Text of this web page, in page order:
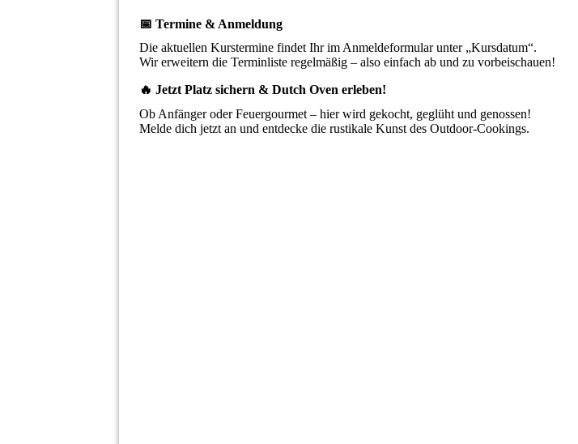
📅 Termine & Anmeldung
Die aktuellen Kurstermine findet Ihr im Anmeldeformular unter „Kursdatum“.
Wir erweitern die Terminliste regelmäßig – also einfach ab und zu vorbeischauen!
🔥 Jetzt Platz sichern & Dutch Oven erleben!
Ob Anfänger oder Feuergourmet – hier wird gekocht, geglüht und genossen!
Melde dich jetzt an und entdecke die rustikale Kunst des Outdoor-Cookings.